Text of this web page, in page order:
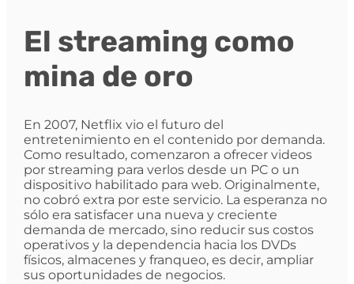
El streaming como
mina de oro
En 2007, Netflix vio el futuro del
entretenimiento en el contenido por demanda.
Como resultado, comenzaron a ofrecer videos
por streaming para verlos desde un PC o un
dispositivo habilitado para web. Originalmente,
no cobró extra por este servicio. La esperanza no
sólo era satisfacer una nueva y creciente
demanda de mercado, sino reducir sus costos
operativos y la dependencia hacia los DVDs
físicos, almacenes y franqueo, es decir, ampliar
sus oportunidades de negocios.